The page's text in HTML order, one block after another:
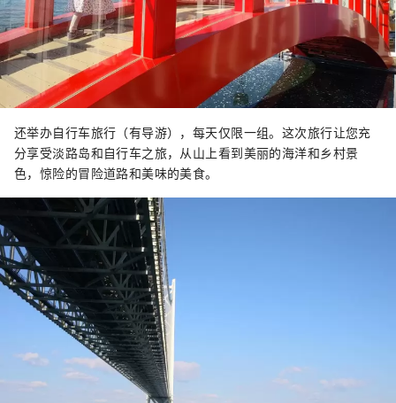
还举办自行车旅行（有导游），每天仅限一组。这次旅行让您充
分享受淡路岛和自行车之旅，从山上看到美丽的海洋和乡村景
色，惊险的冒险道路和美味的美食。